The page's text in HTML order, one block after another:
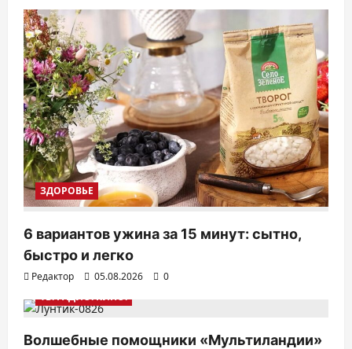
ЗДОРОВЬЕ
6 вариантов ужина за 15 минут: сытно,
быстро и легко
Редактор 05.08.2026
0
ТВ. РАДИО. КИНО.
Волшебные помощники «Мультиландии»